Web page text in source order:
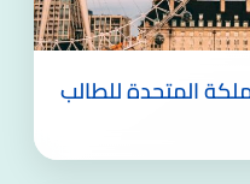
المتحدة للطالب